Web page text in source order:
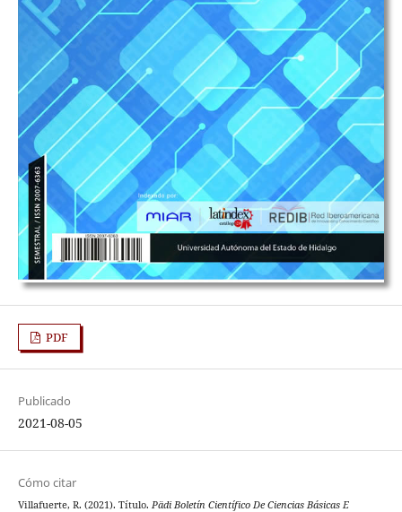
PDF
Publicado
2021-08-05
Cómo citar
Villafuerte, R. (2021). Título. Pädi Boletín Científico De Ciencias Básicas E